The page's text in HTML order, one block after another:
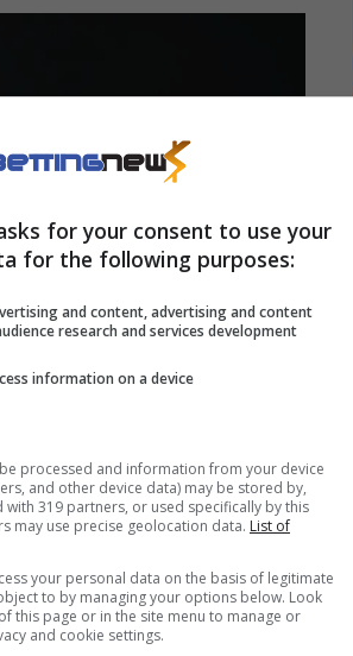
for your consent to use your
for the following purposes:
and content, advertising and content
research and services development
information on a device
processed and information from your device
and other device data) may be stored by,
with 319 partners, or used specifically by this
may use precise geolocation data. List of
your personal data on the basis of legitimate
to by managing your options below. Look
this page or in the site menu to manage or
and cookie settings.